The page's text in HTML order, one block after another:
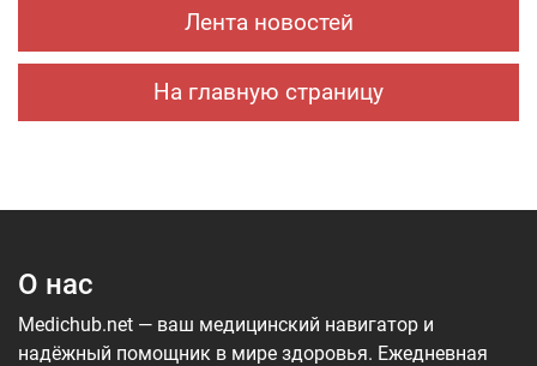
Лента новостей
На главную страницу
О нас
Medichub.net — ваш медицинский навигатор и
надёжный помощник в мире здоровья. Ежедневная